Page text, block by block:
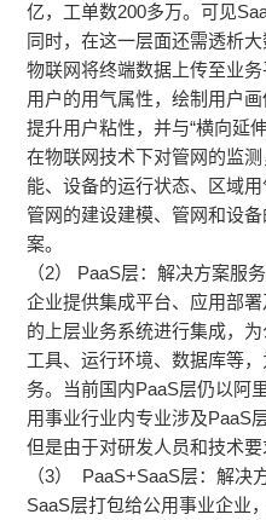
亿，工单数200多万。可见
同时，在这一层面还需透析
物联网将终端数据上传至业
用户的用气属性，绘制用户
提升用户粘性，并与“横向延
在物联网技术下对管网的监
能、设备的运行状态、区域
管网的建设建模、管网和设
案。
（2） PaaS层：解决方案服
企业提供集成平台、应用部
的上层业务系统进行集成，
工具、运行环境、数据库等
务。当前国内PaaS层仍以阿
用事业行业内专业涉及PaaS
但是由于对研发人员和技术要
（3） PaaS+SaaS层：解决
SaaS层打包给公用事业企业